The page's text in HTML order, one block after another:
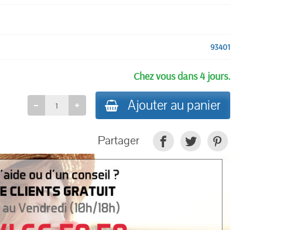
93401
Chez vous dans 4 jours.
Ajouter au panier
Partager